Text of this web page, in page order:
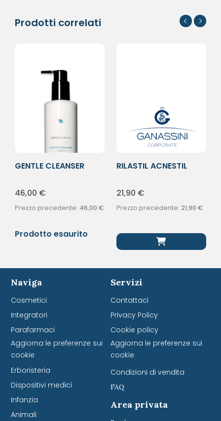
Prodotti correlati
GENTLE CLEANSER
46,00 €
Prezzo precedente: 46,00 €
Prodotto esaurito
RILASTIL ACNESTIL
21,90 €
Prezzo precedente: 21,90 €
Naviga
Cosmetici
Integratori
Parafarmaci
Aggiorna le preferenze sui
cookie
Erboristeria
Dispositivi medici
Infanzia
Animali
Servizi
Contattaci
Privacy Policy
Cookie policy
Aggiorna le preferenze sui
cookie
Condizioni di vendita
FAQ
Area privata